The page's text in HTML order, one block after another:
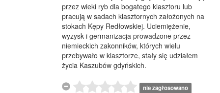
przez wieki ryb dla bogatego klasztoru lub
pracują w sadach klasztornych założonych na
stokach Kępy Redłowskiej. Uciemiężenie,
wyzysk i germanizacja prowadzone przez
niemieckich zakonników, których wielu
przebywało w klasztorze, stały się udziałem
życia Kaszubów gdyńskich.
nie zagłosowano